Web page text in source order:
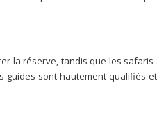
la réserve, tandis que les
guides sont hautement qualifiés